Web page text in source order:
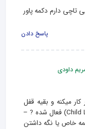
لباسشویی ال جی ۸ کیلیویی تاچی دارم دکمه پاور
پاسخ دادن
داودی
میکنه و بقیه قفل
شدگ به دو دلیل هست:• قفل کودک (Child Lock) فعال شده ? –
خاص یا نگه داشتن